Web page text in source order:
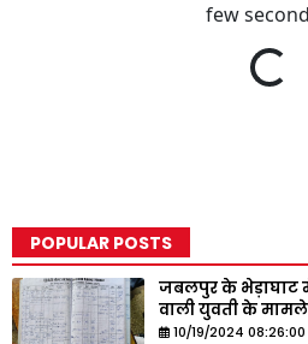
POPULAR POSTS
जबलपुर के भेड़ाघाट
वाली युवती के
10/19/2024